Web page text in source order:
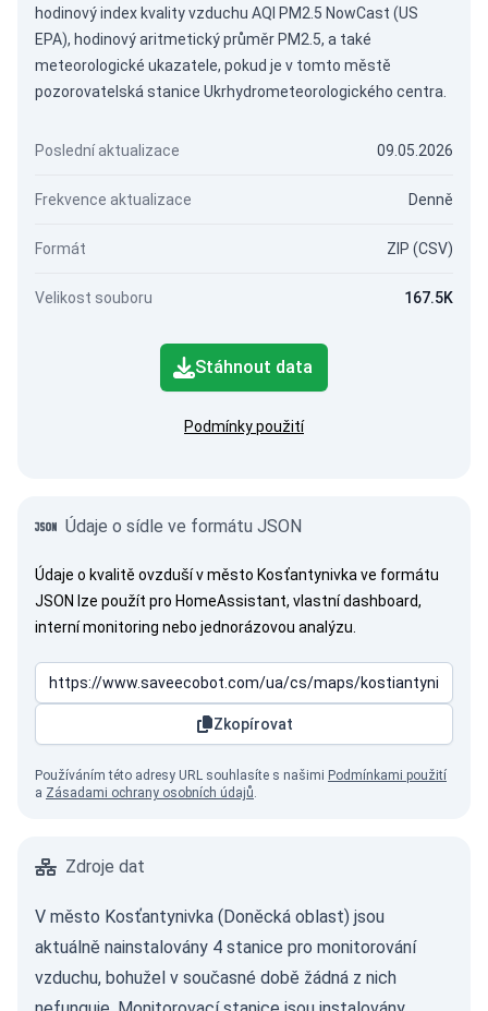
hodinový index kvality vzduchu AQI PM2.5 NowCast (US
EPA), hodinový aritmetický průměr PM2.5, a také
meteorologické ukazatele, pokud je v tomto městě
pozorovatelská stanice Ukrhydrometeorologického centra.
Poslední aktualizace 09.05.2026
Frekvence aktualizace Denně
Formát ZIP (CSV)
Velikost souboru 167.5K
Stáhnout data
Podmínky použití
Údaje o sídle ve formátu JSON
Údaje o kvalitě ovzduší v město Kosťantynivka ve formátu
JSON lze použít pro HomeAssistant, vlastní dashboard,
interní monitoring nebo jednorázovou analýzu.
Zkopírovat
Používáním této adresy URL souhlasíte s našimi Podmínkami použití
a Zásadami ochrany osobních údajů.
Zdroje dat
V město Kosťantynivka (Doněcká oblast) jsou
aktuálně nainstalovány 4 stanice pro monitorování
vzduchu, bohužel v současné době žádná z nich